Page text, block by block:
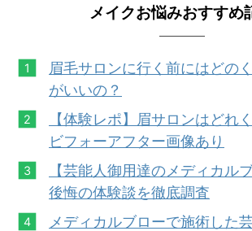
メイクお悩みおすすめ
眉毛サロンに行く前にはどの
がいいの？
【体験レポ】眉サロンはどれ
ビフォーアフター画像あり
【芸能人御用達のメディカル
後悔の体験談を徹底調査
メディカルブローで施術した